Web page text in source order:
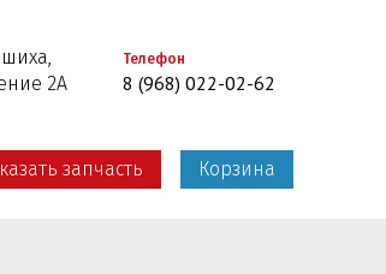
2А
Телефон
8 (968) 022-02-62
запчасть Корзина